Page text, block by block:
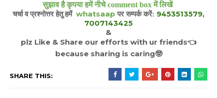
सुझाव है कृपया हमें नीचे comment box में लिखें
चर्चा व प्रश्नोत्तर हेतु हमें whatsaap पर सम्पर्क करें: 9453513579,
7007143425
&
plz Like & Share our efforts with ur friends👈
because sharing is caring🤓
SHARE THIS: